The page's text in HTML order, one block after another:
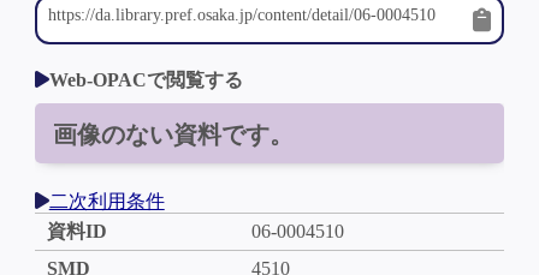
Web-OPACで閲覧する
画像のない資料です。
二次利用条件
資料ID
06-0004510
SMD
4510